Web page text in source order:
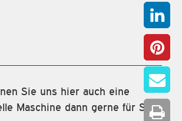
Sie uns hier auch eine
Maschine dann gerne für Sie.